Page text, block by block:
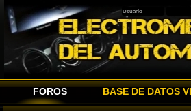
FOROS BASE DE DATOS